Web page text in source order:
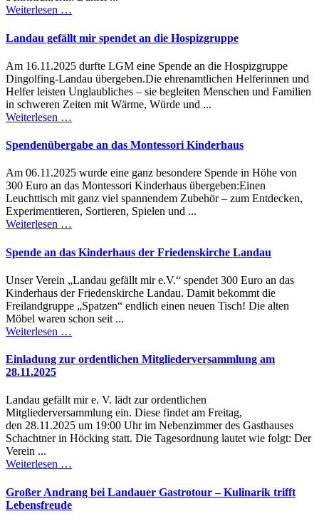
Weiterlesen …
Landau gefällt mir spendet an die Hospizgruppe
Am 16.11.2025 durfte LGM eine Spende an die Hospizgruppe
Dingolfing-Landau übergeben.Die ehrenamtlichen Helferinnen und
Helfer leisten Unglaubliches – sie begleiten Menschen und Familien
in schweren Zeiten mit Wärme, Würde und ...
Weiterlesen …
Spendenübergabe an das Montessori Kinderhaus
Am 06.11.2025 wurde eine ganz besondere Spende in Höhe von
300 Euro an das Montessori Kinderhaus übergeben:Einen
Leuchttisch mit ganz viel spannendem Zubehör – zum Entdecken,
Experimentieren, Sortieren, Spielen und ...
Weiterlesen …
Spende an das Kinderhaus der Friedenskirche Landau
Unser Verein „Landau gefällt mir e.V.“ spendet 300 Euro an das
Kinderhaus der Friedenskirche Landau. Damit bekommt die
Freilandgruppe „Spatzen“ endlich einen neuen Tisch! Die alten
Möbel waren schon seit ...
Weiterlesen …
Einladung zur ordentlichen Mitgliederversammlung am
28.11.2025
Landau gefällt mir e. V. lädt zur ordentlichen
Mitgliederversammlung ein. Diese findet am Freitag,
den 28.11.2025 um 19:00 Uhr im Nebenzimmer des Gasthauses
Schachtner in Höcking statt. Die Tagesordnung lautet wie folgt: Der
Verein ...
Weiterlesen …
Großer Andrang bei Landauer Gastrotour – Kulinarik trifft
Lebensfreude